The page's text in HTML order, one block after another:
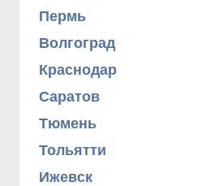
Пермь
Волгоград
Краснодар
Саратов
Тюмень
Тольятти
Ижевск